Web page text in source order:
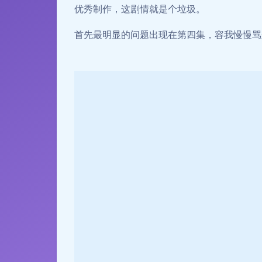
优秀制作，这剧情就是个垃圾。
首先最明显的问题出现在第四集，容我慢慢